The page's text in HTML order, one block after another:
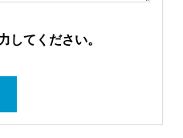
してください。